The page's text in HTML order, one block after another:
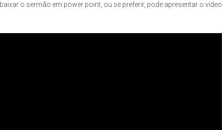
o sermão em power point, ou se preferir, pode apresentar o vídeo.